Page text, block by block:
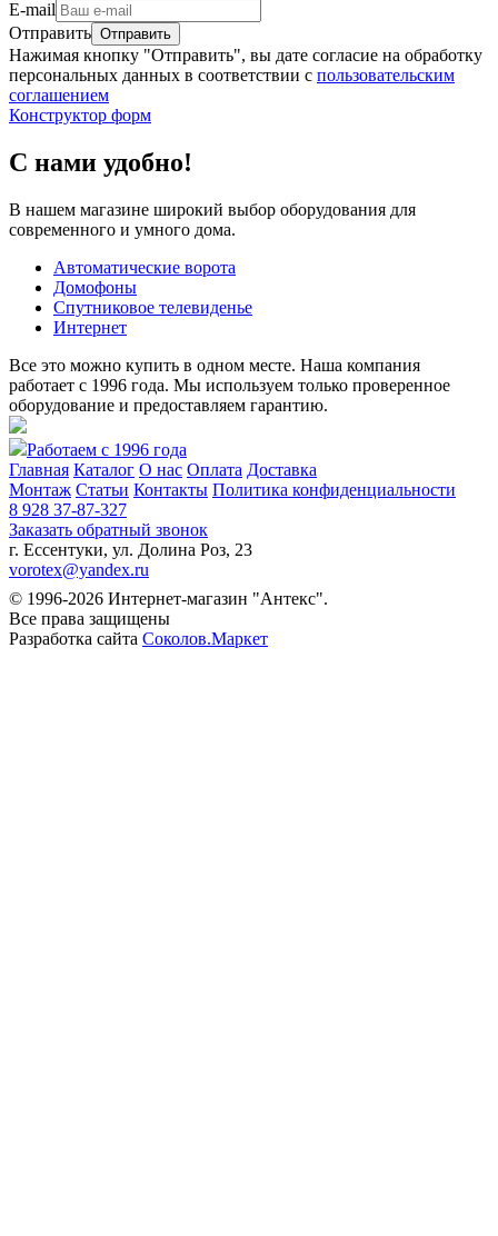
E-mail
Отправить
Нажимая кнопку "Отправить", вы дате согласие на обработку
персональных данных в соответствии с пользовательским
соглашением
Конструктор форм
С нами удобно!
В нашем магазине широкий выбор оборудования для
современного и умного дома.
Автоматические ворота
Домофоны
Спутниковое телевиденье
Интернет
Все это можно купить в одном месте. Наша компания
работает с 1996 года. Мы используем только проверенное
оборудование и предоставляем гарантию.
Работаем с 1996 года
Главная Каталог О нас Оплата Доставка
Монтаж Статьи Контакты Политика конфиденциальности
8 928 37-87-327
Заказать обратный звонок
г. Ессентуки, ул. Долина Роз, 23
vorotex@yandex.ru
© 1996-2026 Интернет-магазин "Антекс".
Все права защищены
Разработка сайта Соколов.Маркет